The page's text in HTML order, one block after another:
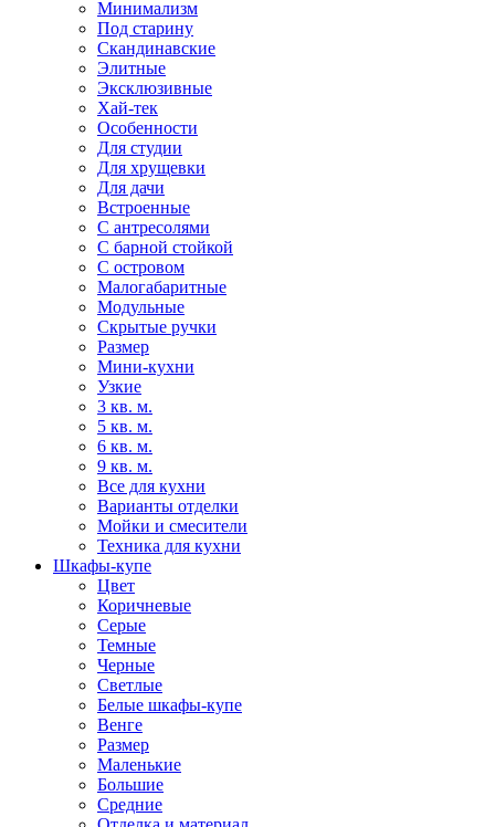
Минимализм
Под старину
Скандинавские
Элитные
Эксклюзивные
Хай-тек
Особенности
Для студии
Для хрущевки
Для дачи
Встроенные
С антресолями
С барной стойкой
С островом
Малогабаритные
Модульные
Скрытые ручки
Размер
Мини-кухни
Узкие
3 кв. м.
5 кв. м.
6 кв. м.
9 кв. м.
Все для кухни
Варианты отделки
Мойки и смесители
Техника для кухни
Шкафы-купе
Цвет
Коричневые
Серые
Темные
Черные
Светлые
Белые шкафы-купе
Венге
Размер
Маленькие
Большие
Средние